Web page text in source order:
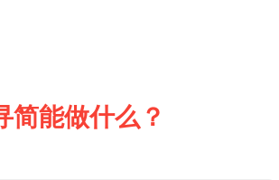
简能做什么？